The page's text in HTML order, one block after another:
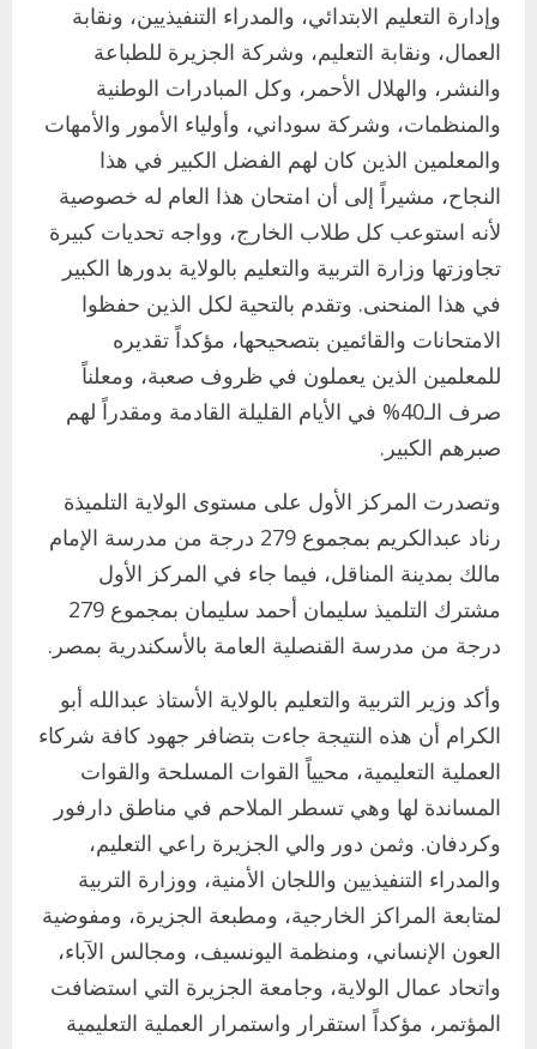
وإدارة التعليم الابتدائي، والمدراء التنفيذيين، ونقابة
العمال، ونقابة التعليم، وشركة الجزيرة للطباعة
والنشر، والهلال الأحمر، وكل المبادرات الوطنية
والمنظمات، وشركة سوداني، وأولياء الأمور والأمهات
والمعلمين الذين كان لهم الفضل الكبير في هذا
النجاح، مشيراً إلى أن امتحان هذا العام له خصوصية
لأنه استوعب كل طلاب الخارج، وواجه تحديات كبيرة
تجاوزتها وزارة التربية والتعليم بالولاية بدورها الكبير
في هذا المنحنى. وتقدم بالتحية لكل الذين حفظوا
الامتحانات والقائمين بتصحيحها، مؤكداً تقديره
للمعلمين الذين يعملون في ظروف صعبة، ومعلناً
صرف الـ40% في الأيام القليلة القادمة ومقدراً لهم
صبرهم الكبير.
وتصدرت المركز الأول على مستوى الولاية التلميذة
رناد عبدالكريم بمجموع 279 درجة من مدرسة الإمام
مالك بمدينة المناقل، فيما جاء في المركز الأول
مشترك التلميذ سليمان أحمد سليمان بمجموع 279
درجة من مدرسة القنصلية العامة بالأسكندرية بمصر.
وأكد وزير التربية والتعليم بالولاية الأستاذ عبدالله أبو
الكرام أن هذه النتيجة جاءت بتضافر جهود كافة شركاء
العملية التعليمية، محيياً القوات المسلحة والقوات
المساندة لها وهي تسطر الملاحم في مناطق دارفور
وكردفان. وثمن دور والي الجزيرة راعي التعليم،
والمدراء التنفيذيين واللجان الأمنية، ووزارة التربية
لمتابعة المراكز الخارجية، ومطبعة الجزيرة، ومفوضية
العون الإنساني، ومنظمة اليونسيف، ومجالس الآباء،
واتحاد عمال الولاية، وجامعة الجزيرة التي استضافت
المؤتمر، مؤكداً استقرار واستمرار العملية التعليمية
2
اخر الاخبار
التعليم الخاص بمحلية ودمدني الكبرى
يعلن تخفيض الرسوم الدراسية لهذا العام
بنسبة15%
أغسطس 3, 2026
اخر الاخبار